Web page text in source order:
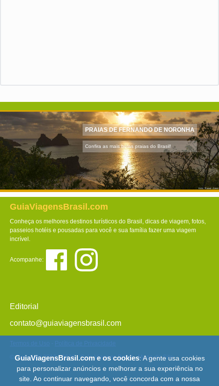
PRAIAS DE FERNANDO DE NORONHA
Confira as mais belas praias do Brasil!
GuiaViagensBrasil.com
Conheça os melhores destinos turísticos do Brasil, dicas de viagem, fotos,
passeios hotéis e pousadas para você e sua família fazer uma viagem
incrível.
Acompanhe:
Editorial
contato@guiaviagensbrasil.com
Termos de Uso
Política de Privacidade
© Copyright 2013 - 2026 - Guia Viagens Brasil -Mapa do Site
GuiaViagensBrasil.com e os cookies: A gente usa cookies
para personalizar anúncios e melhorar a sua experiência no
site. Ao continuar navegando, você concorda com a nossa